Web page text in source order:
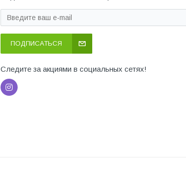
ПОДПИСАТЬСЯ
Следите за акциями в социальных сетях!